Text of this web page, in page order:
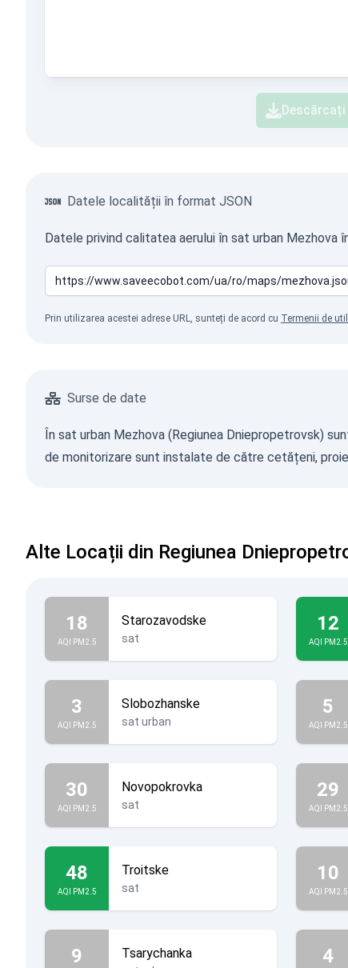
Datele localității în format JSON
Datele privind calitatea aerului în sat urban Mezhova
Prin utilizarea acestei adrese URL, sunteți de acord cu Termenii de
Surse de date
În sat urban Mezhova (Regiunea Dniepropetrovsk)
de monitorizare sunt instalate de către cetățeni,
Alte Locații din Regiunea
18
AQI PM2.5
Starozavodske
sat
12
AQI PM2.5
3
AQI PM2.5
Slobozhanske
sat urban
5
AQI PM2.5
30
AQI PM2.5
Novopokrovka
sat
29
AQI PM2.5
48
AQI PM2.5
Troitske
sat
10
AQI PM2.5
9 Tsarychanka 4